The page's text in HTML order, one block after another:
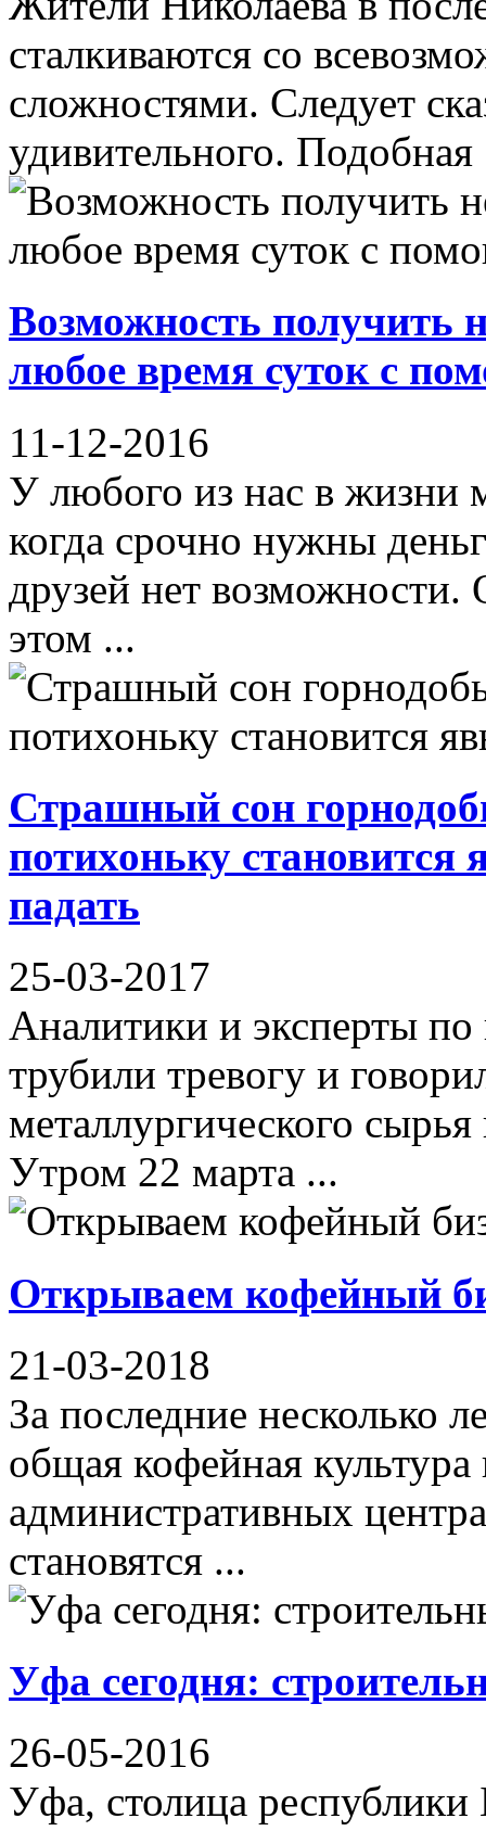
сталкиваются со
сложностями. Следует
удивительного. Подобная
Возможность получить
любое время суток с
11-12-2016
У любого из нас в жизни
когда срочно нужны
друзей нет возможности.
этом ...
Страшный сон
потихоньку
падать
25-03-2017
Аналитики и эксперты
трубили тревогу и
металлургического
Утром 22 марта ...
Открываем кофейный
21-03-2018
За последние несколько
общая кофейная
административных
становятся ...
Уфа сегодня:
26-05-2016
Уфа, столица республики